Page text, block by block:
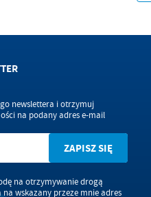
newslettera i otrzymuj
na podany adres e-mail
na otrzymywanie drogą
wskazany przeze mnie adres